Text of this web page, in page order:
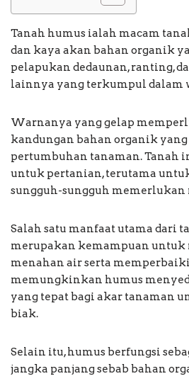
Tanah humus ialah macam
dan kaya akan bahan organik
pelapukan dedaunan, ranting,
lainnya yang terkumpul dalam
Warnanya yang gelap
kandungan bahan organik
pertumbuhan tanaman. Tanah
untuk pertanian, terutama
sungguh-sungguh
Salah satu manfaat utama dari
merupakan kemampuan untuk
menahan air serta
memungkinkan humus
yang tepat bagi akar tanaman
biak.
Selain itu, humus berfungsi
jangka panjang sebab bahan